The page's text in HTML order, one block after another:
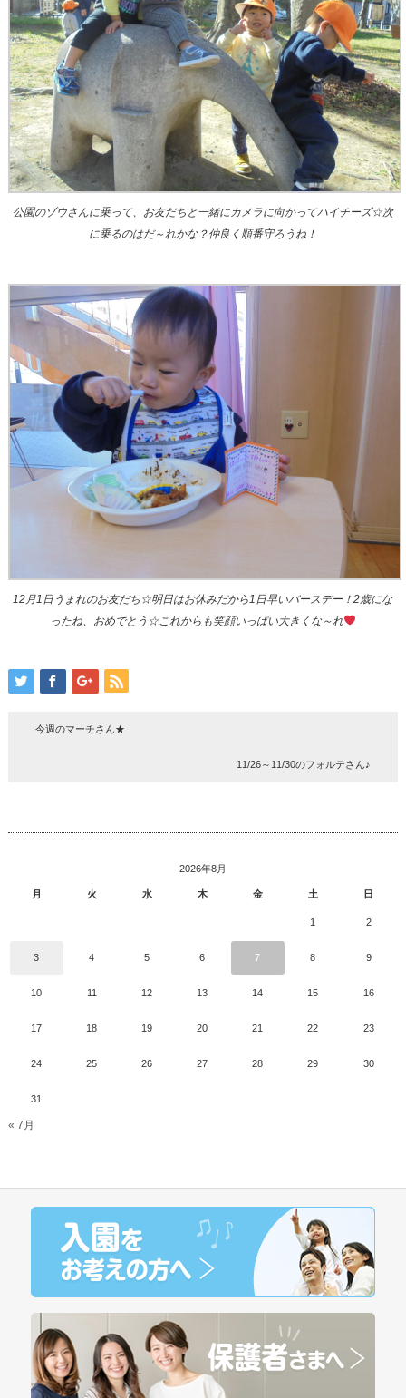
公園のゾウさんに乗って、お友だちと一緒にカメラに向かってハイチーズ☆次
に乗るのはだ～れかな？仲良く順番守ろうね！
12月1日うまれのお友だち☆明日はお休みだから1日早いバースデー！2歳にな
ったね、おめでとう☆これからも笑顔いっぱい大きくな～れ
今週のマーチさん★
11/26～11/30のフォルテさん♪
2026年8月
月 火 水 木 金 土 日
1 2
3 4 5 6 7 8 9
10 11 12 13 14 15 16
17 18 19 20 21 22 23
24 25 26 27 28 29 30
31
« 7月